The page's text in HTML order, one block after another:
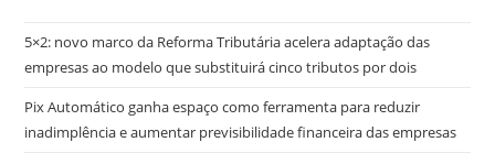
5×2: novo marco da Reforma Tributária acelera adaptação das
empresas ao modelo que substituirá cinco tributos por dois
Pix Automático ganha espaço como ferramenta para reduzir
inadimplência e aumentar previsibilidade financeira das empresas